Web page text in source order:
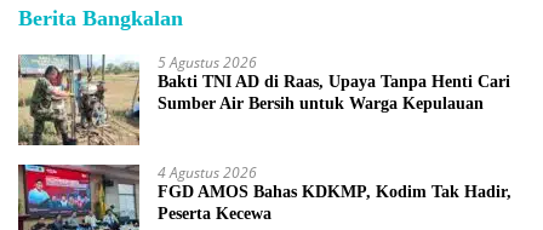
Berita Bangkalan
5 Agustus 2026
Bakti TNI AD di Raas, Upaya Tanpa Henti Cari
Sumber Air Bersih untuk Warga Kepulauan
4 Agustus 2026
FGD AMOS Bahas KDKMP, Kodim Tak Hadir,
Peserta Kecewa